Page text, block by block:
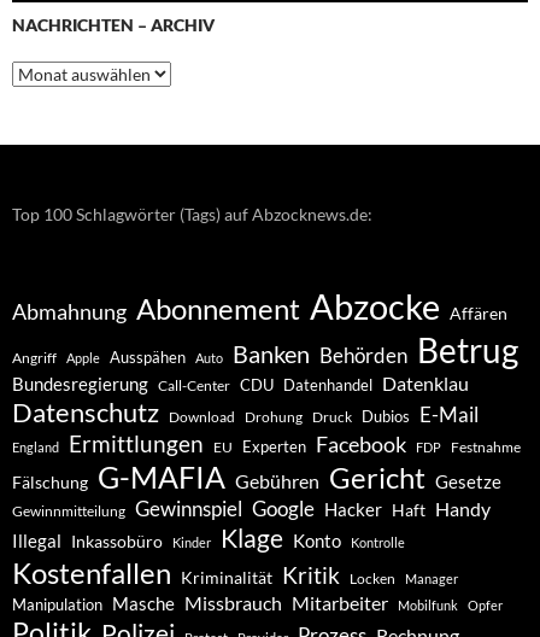
NACHRICHTEN – ARCHIV
Nachrichten
–
Top 100 Schlagwörter (Tags) auf Abzocknews.de:
Abmahnung Abonnement Abzocke Affären
Angriff Apple Ausspähen Auto Banken Behörden Betrug
Bundesregierung Call-Center CDU Datenhandel Datenklau
Datenschutz Download Drohung Druck Dubios E-Mail
England Ermittlungen EU Experten Facebook FDP Festnahme
Fälschung G-MAFIA Gebühren Gericht Gesetze
Gewinnmitteilung Gewinnspiel Google Hacker Haft Handy
Illegal Inkassobüro Kinder Klage Konto Kontrolle
Kostenfallen Kriminalität Kritik Locken Manager
Manipulation Masche Missbrauch Mitarbeiter Mobilfunk Opfer